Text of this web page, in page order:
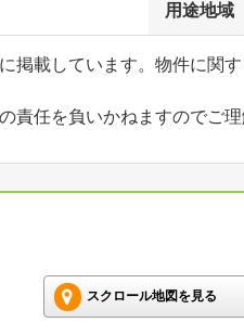
用途地域
掲載しています。物件に関
任を負いかねますのでご理
スクロール地図を見る